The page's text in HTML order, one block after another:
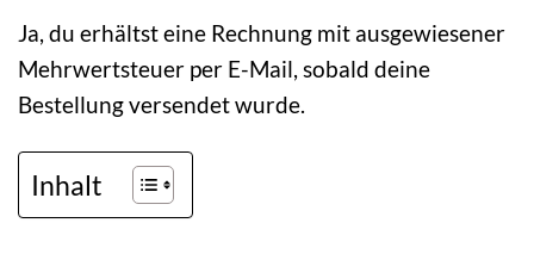
Ja, du erhältst eine Rechnung mit ausgewiesener
Mehrwertsteuer per E-Mail, sobald deine
Bestellung versendet wurde.
Inhalt